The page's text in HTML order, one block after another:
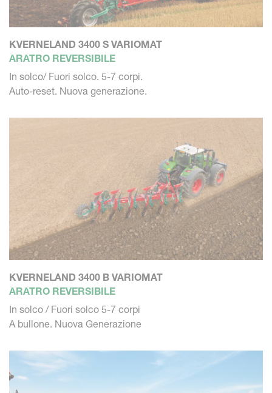
KVERNELAND 3400 S VARIOMAT
ARATRO REVERSIBILE
In solco/ Fuori solco. 5-7 corpi.
Auto-reset. Nuova generazione.
KVERNELAND 3400 B VARIOMAT
ARATRO REVERSIBILE
In solco / Fuori solco 5-7 corpi
A bullone. Nuova Generazione